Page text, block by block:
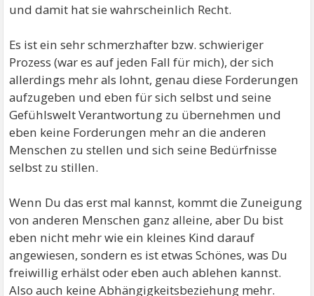
und damit hat sie wahrscheinlich Recht.
Es ist ein sehr schmerzhafter bzw. schwieriger
Prozess (war es auf jeden Fall für mich), der sich
allerdings mehr als lohnt, genau diese Forderungen
aufzugeben und eben für sich selbst und seine
Gefühlswelt Verantwortung zu übernehmen und
eben keine Forderungen mehr an die anderen
Menschen zu stellen und sich seine Bedürfnisse
selbst zu stillen.
Wenn Du das erst mal kannst, kommt die Zuneigung
von anderen Menschen ganz alleine, aber Du bist
eben nicht mehr wie ein kleines Kind darauf
angewiesen, sondern es ist etwas Schönes, was Du
freiwillig erhälst oder eben auch ablehen kannst.
Also auch keine Abhängigkeitsbeziehung mehr.